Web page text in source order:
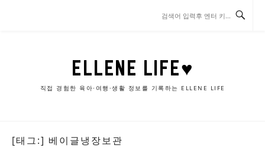
ELLENE LIFE♥
직접 경험한 육아·여행·생활 정보를 기록하는 ELLENE LIFE
[태그:] 베이글냉장보관